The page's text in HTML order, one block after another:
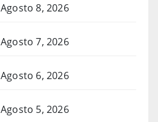
Agosto 8, 2026
Agosto 7, 2026
Agosto 6, 2026
Agosto 5, 2026